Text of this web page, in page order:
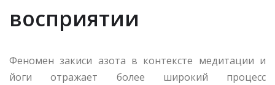
восприятии
Феномен закиси азота в контексте медитации и
йоги отражает более широкий процесс